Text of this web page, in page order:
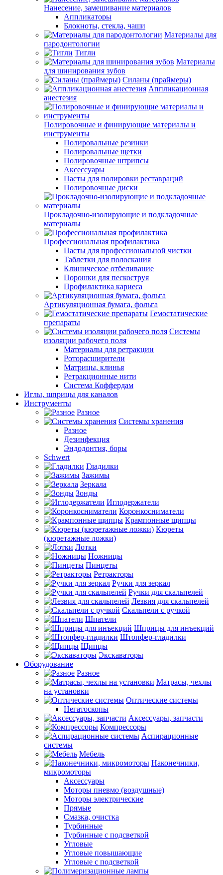
Нанесение, замешивание материалов
Аппликаторы
Блокноты, стекла, чаши
Материалы для
пародонтологии
Тигли
Материалы
для шинирования зубов
Силаны (праймеры)
Аппликационная
анестезия
Полировочные и финирующие материалы и
инструменты
Полировальные резинки
Полировальные щетки
Полировочные штрипсы
Аксессуары
Пасты для полировки реставраций
Полировочные диски
Прокладочно-изолирующие и подкладочные
материалы
Профессиональная профилактика
Пасты для профессиональной чистки
Таблетки для полоскания
Клиническое отбеливание
Порошки для пескоструя
Профилактика кариеса
Артикуляционная бумага, фольга
Гемостатические
препараты
Системы
изоляции рабочего поля
Материалы для ретракции
Роторасширители
Матрицы, клинья
Ретракционные нити
Система Коффердам
Иглы, шприцы для каналов
Инструменты
Разное
Системы хранения
Разное
Дезинфекция
Эндодонтия, боры
Schwert
Гладилки
Зажимы
Зеркала
Зонды
Иглодержатели
Коронкосниматели
Крампонные щипцы
Кюреты
(кюретажные ложки)
Лотки
Ножницы
Пинцеты
Ретракторы
Ручки для зеркал
Ручки для скальпелей
Лезвия для скальпелей
Скальпели с ручкой
Шпатели
Шприцы для инъекций
Штопфер-гладилки
Щипцы
Экскаваторы
Оборудование
Разное
Матрасы, чехлы
на установки
Оптические системы
Негатоскопы
Аксессуары, запчасти
Компрессоры
Аспирационные
системы
Мебель
Наконечники,
микромоторы
Аксессуары
Моторы пневмо (воздушные)
Моторы электрические
Прямые
Смазка, очистка
Турбинные
Турбинные с подсветкой
Угловые
Угловые повышающие
Угловые с подсветкой